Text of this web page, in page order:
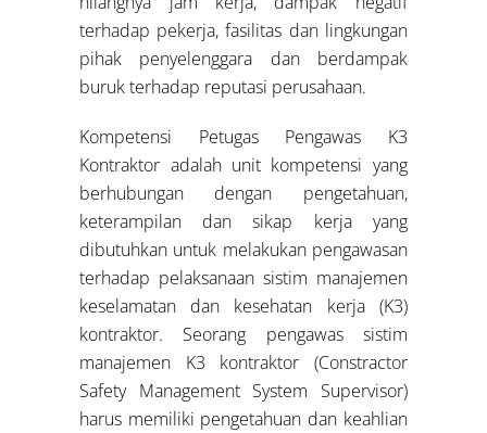
terhadap pekerja, fasilitas dan lingkungan
pihak penyelenggara dan berdampak
buruk terhadap reputasi perusahaan.
Kompetensi Petugas Pengawas K3
Kontraktor adalah unit kompetensi yang
berhubungan dengan pengetahuan,
keterampilan dan sikap kerja yang
dibutuhkan untuk melakukan pengawasan
terhadap pelaksanaan sistim manajemen
keselamatan dan kesehatan kerja (K3)
kontraktor. Seorang pengawas sistim
manajemen K3 kontraktor (Constractor
Safety Management System Supervisor)
harus memiliki pengetahuan dan keahlian